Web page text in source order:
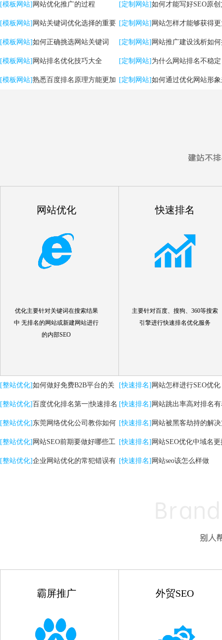
[模板网站] 网站优化推广的过程
[模板网站] 网站关键词优化选择的重要
性
[模板网站]如何正确挑选网站关键词
[模板网站] 网站排名优化技巧大全
[模板网站]熟悉百度排名原理方能更加
[定制网站]如何才能写好SEO原
[定制网站] 网站怎样才能够获得
流量？
[定制网站] 网站推广建设浅析如
用户体验
[定制网站] 为什么网站排名不稳
[定制网站]如何通过优化网站形
网站优化
优化主要针对关键词在搜索结果
中 无排名的网站或新建网站进行
的内部SEO
快速排名
主要针对百度、搜狗、360等搜索
引擎进行快速排名优化服务
[整站优化]如何做好免费B2B平台的关
键词优化推广
[整站优化]百度优化排名第一|快速排名
关键词|自然排名优化
[整站优化] 东莞网络优化公司教你如何
提升网站转化率
[整站优化] 网站SEO前期要做好哪些工
作
[整站优化]企业网站优化的常犯错误有
[快速排名] 网站怎样进行SEO优化
[快速排名] 网站跳出率高对排名
高的影响
[快速排名] 网站被黑客劫持的解
[快速排名] 网站SEO优化中域名
点
[快速排名] 网站seo该怎么样做
霸屏推广 外贸SEO